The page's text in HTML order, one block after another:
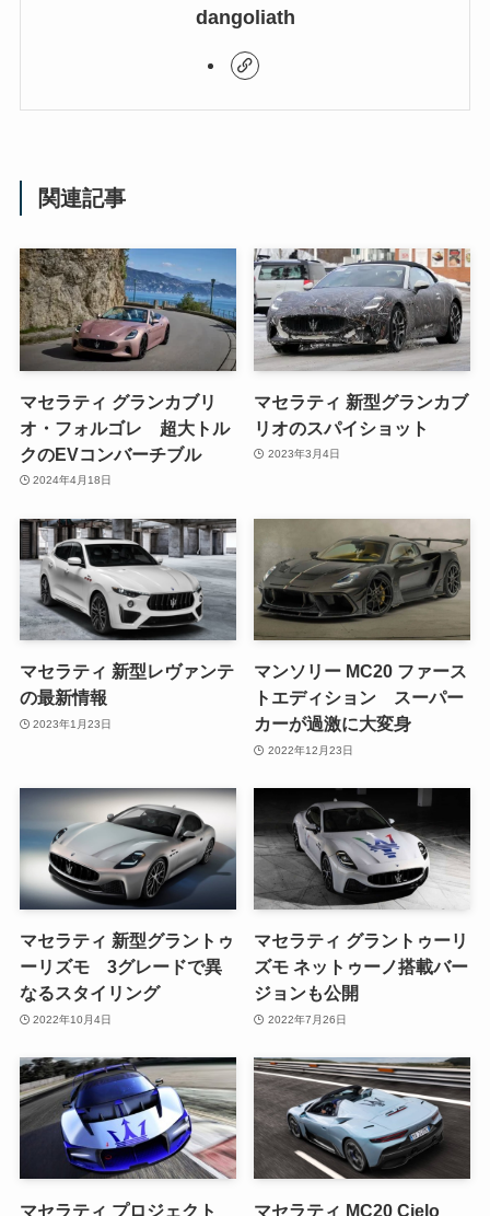
dangoliath
関連記事
マセラティ グランカブリ
オ・フォルゴレ 超大トル
クのEVコンバーチブル
2024年4月18日
マセラティ 新型グランカブ
リオのスパイショット
2023年3月4日
マセラティ 新型レヴァンテ
の最新情報
2023年1月23日
マンソリー MC20 ファース
トエディション スーパー
カーが過激に大変身
2022年12月23日
マセラティ 新型グラントゥ
ーリズモ 3グレードで異
なるスタイリング
2022年10月4日
マセラティ グラントゥーリ
ズモ ネットゥーノ搭載バー
ジョンも公開
2022年7月26日
マセラティ プロジェクト マセラティ MC20 Cielo